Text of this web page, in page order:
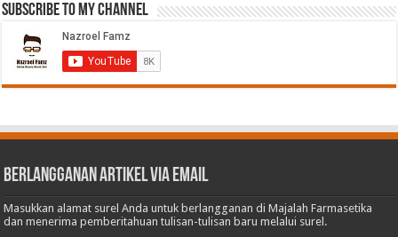
Subscribe to My Channel
Berlangganan Artikel via Email
Masukkan alamat surel Anda untuk berlangganan di Majalah Farmasetika
dan menerima pemberitahuan tulisan-tulisan baru melalui surel.